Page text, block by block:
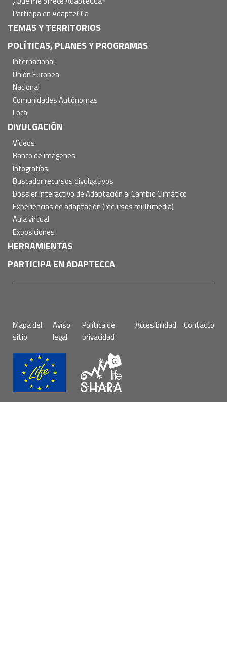
Participa en AdapteCCa
TEMAS Y TERRITORIOS
POLÍTICAS, PLANES Y PROGRAMAS
Internacional
Unión Europea
Nacional
Comunidades Autónomas
Local
DIVULGACIÓN
Vídeos
Banco de imágenes
Infografías
Buscador recursos divulgativos
Dossier interactivo de Adaptación al Cambio Climático
Experiencias de adaptación (recursos multimedia)
Aula virtual
Exposiciones
HERRAMIENTAS
PARTICIPA EN ADAPTECCA
de
página
Mapa del
sitio
Aviso
legal
Política de
privacidad
Accesibilidad Contacto